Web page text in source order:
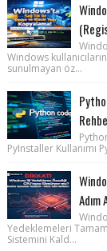
Windows
sunulmayan öz...
PyInstaller Kullanımı
Adım
Yedeklemeleri
Sistemini Kald...